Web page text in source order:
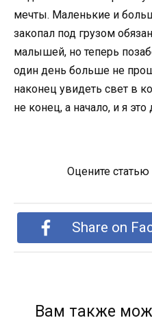
мечты. Маленькие и
закопал под грузом
малышей, но теперь
один день больше не
наконец увидеть свет в
не конец, а начало, и я это
Оцените статью
Share on
Вам также